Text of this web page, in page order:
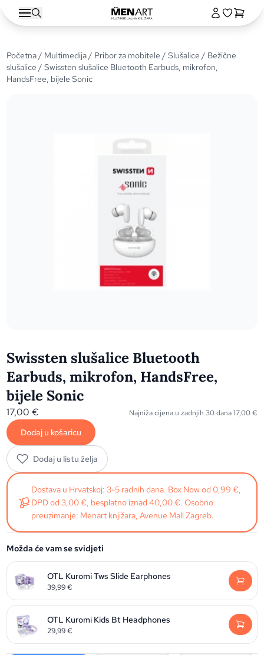
Početna/ Multimedija/ Pribor za mobitele /Slušalice / Bežične
slušalice / Swissten slušalice Bluetooth Earbuds, mikrofon,
HandsFree, bijele Sonic
Swissten slušalice Bluetooth
Earbuds, mikrofon, HandsFree,
bijele Sonic
17,00€ Najniža cijena u zadnjih 30 dana17,00€
Dodaj u košaricu
Dodaj u listu želja
Dostava u Hrvatskoj: 3-5 radnih dana. Box Now od 0,99 €,
DPD od 3,00 €, besplatno iznad 40,00 €. Osobno
preuzimanje: Menart knjižara, Avenue Mall Zagreb.
Možda će vam se svidjeti
OTL Kuromi Tws Slide Earphones
39,99€
OTL Kuromi Kids Bt Headphones
29,99€